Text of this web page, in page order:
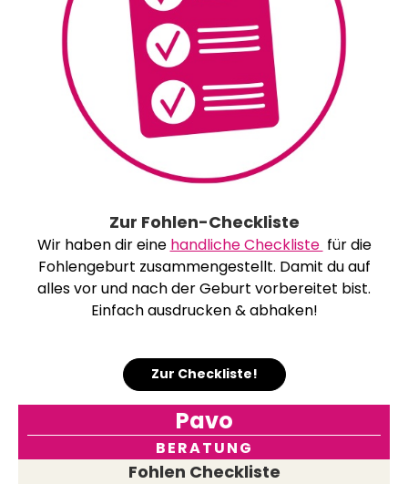
Zur Fohlen-Checkliste
Wir haben dir eine handliche Checkliste für die
Fohlengeburt zusammengestellt. Damit du auf
alles vor und nach der Geburt vorbereitet bist.
Einfach ausdrucken & abhaken!
Zur Checkliste!
Pavo
BERATUNG
Fohlen Checkliste